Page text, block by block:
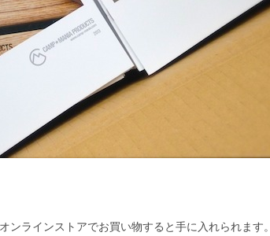
ンラインストアでお買い物すると手に入れられます。